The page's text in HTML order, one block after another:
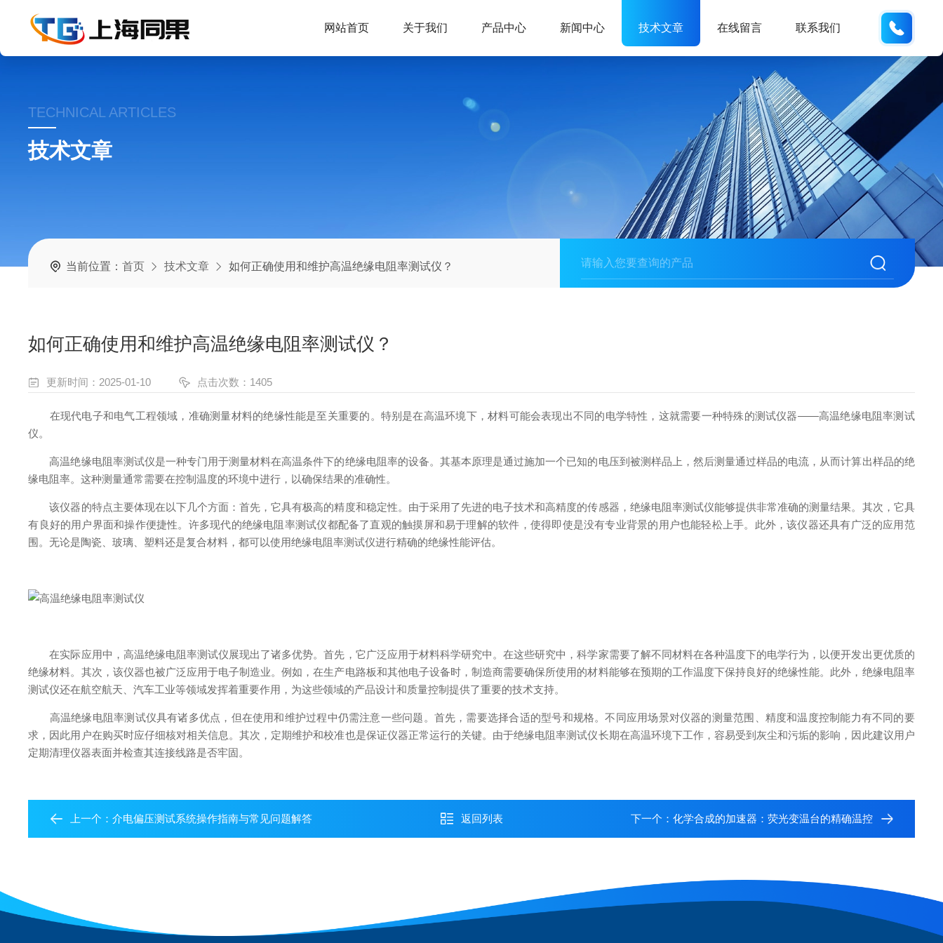
网站首页 关于我们 产品中心 新闻中心 技术文章 在线留言 联系我们
TECHNICAL ARTICLES
技术文章
当前位置：首页 技术文章 如何正确使用和维护高温绝缘电阻率测试仪？
如何正确使用和维护高温绝缘电阻率测试仪？
更新时间：2025-01-10 点击次数：1405
在现代电子和电气工程领域，准确测量材料的绝缘性能是至关重要的。特别是在高温环境下，材料可能会表现出不同的电学特性，这就需要一种特殊的测试仪器——高温绝缘电阻率测试
仪。
高温绝缘电阻率测试仪是一种专门用于测量材料在高温条件下的绝缘电阻率的设备。其基本原理是通过施加一个已知的电压到被测样品上，然后测量通过样品的电流，从而计算出样品的绝
缘电阻率。这种测量通常需要在控制温度的环境中进行，以确保结果的准确性。
该仪器的特点主要体现在以下几个方面：首先，它具有极高的精度和稳定性。由于采用了先进的电子技术和高精度的传感器，绝缘电阻率测试仪能够提供非常准确的测量结果。其次，它具
有良好的用户界面和操作便捷性。许多现代的绝缘电阻率测试仪都配备了直观的触摸屏和易于理解的软件，使得即使是没有专业背景的用户也能轻松上手。此外，该仪器还具有广泛的应用范
围。无论是陶瓷、玻璃、塑料还是复合材料，都可以使用绝缘电阻率测试仪进行精确的绝缘性能评估。
在实际应用中，高温绝缘电阻率测试仪展现出了诸多优势。首先，它广泛应用于材料科学研究中。在这些研究中，科学家需要了解不同材料在各种温度下的电学行为，以便开发出更优质的
绝缘材料。其次，该仪器也被广泛应用于电子制造业。例如，在生产电路板和其他电子设备时，制造商需要确保所使用的材料能够在预期的工作温度下保持良好的绝缘性能。此外，绝缘电阻率
测试仪还在航空航天、汽车工业等领域发挥着重要作用，为这些领域的产品设计和质量控制提供了重要的技术支持。
高温绝缘电阻率测试仪具有诸多优点，但在使用和维护过程中仍需注意一些问题。首先，需要选择合适的型号和规格。不同应用场景对仪器的测量范围、精度和温度控制能力有不同的要
求，因此用户在购买时应仔细核对相关信息。其次，定期维护和校准也是保证仪器正常运行的关键。由于绝缘电阻率测试仪长期在高温环境下工作，容易受到灰尘和污垢的影响，因此建议用户
定期清理仪器表面并检查其连接线路是否牢固。
上一个：介电偏压测试系统操作指南与常见问题解答 返回列表 下一个： 化学合成的加速器：荧光变温台的精确温控